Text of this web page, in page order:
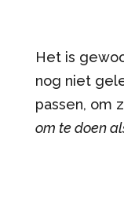
Het is
nog niet
passen, om
om te doen